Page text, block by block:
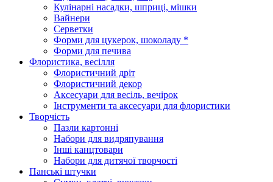
Кулінарні насадки, шприці, мішки
Вайнери
Серветки
Форми для цукерок, шоколаду *
Форми для печива
Флористика, весілля
Флористичний дріт
Флористичний декор
Аксесуари для весіль, вечірок
Інструменти та аксесуари для флористики
Творчість
Пазли картонні
Набори для видряпування
Інші канцтовари
Набори для дитячої творчості
Панські штучки